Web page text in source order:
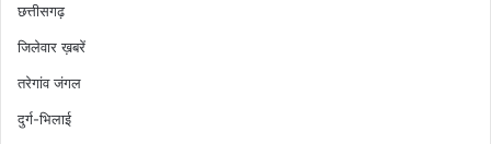
छत्तीसगढ़
जिलेवार ख़बरें
तरेगांव जंगल
दुर्ग-भिलाई